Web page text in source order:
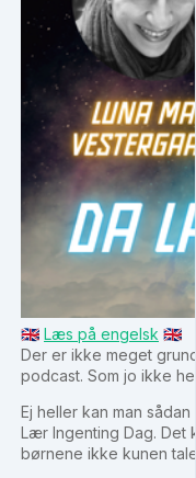
🇬🇧 Læs på engelsk 🇬🇧
Der er ikke meget
podcast. Som jo ikke
Ej heller kan man
Lær Ingenting Dag. Det
børnene ikke kunen